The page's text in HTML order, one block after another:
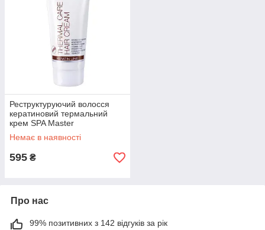
Реструктуруючий волосся
кератиновий термальний
крем SPA Master
Немає в наявності
595 ₴
Про нас
99% позитивних з 142 відгуків за рік